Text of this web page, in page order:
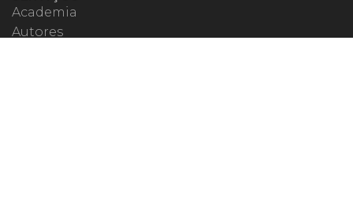
Academia
Autores